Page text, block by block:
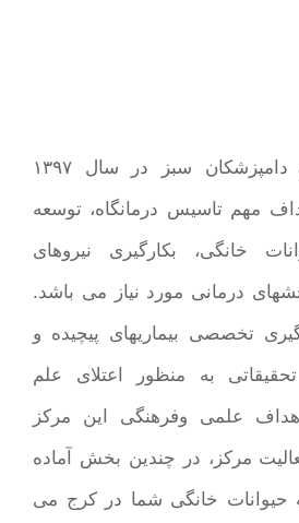
درمانگاه دامپزشکی دامپزشکان سبز در سال ۱۳۹۷
مهم تاسیس درمانگاه، توسعه
خانگی، بکارگیری نیروهای
درمانی مورد نیاز می باشد.
تخصصی بیماریهای پیچیده و
به منظور اعتلای علم
علمی وفرهنگی این مرکز
مرکز، در چندین بخش آماده
حیوانات خانگی شما در کرج می